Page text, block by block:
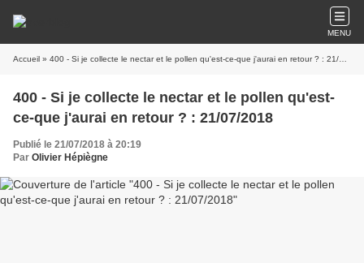
MENU
Accueil » 400 - Si je collecte le nectar et le pollen qu'est-ce-que j'aurai en retour ? : 21/07/2018
400 - Si je collecte le nectar et le pollen qu'est-
ce-que j'aurai en retour ? : 21/07/2018
Publié le 21/07/2018 à 20:19
Par Olivier Hépiègne